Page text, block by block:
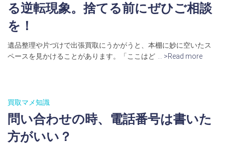
る逆転現象。捨てる前にぜひご相談
を！
遺品整理や片づけで出張買取にうかがうと、本棚に妙に空いたス
ペースを見かけることがあります。「ここはど
… >Read more
買取マメ知識
問い合わせの時、電話番号は書いた
方がいい？